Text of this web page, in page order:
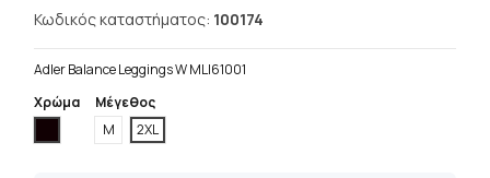
Κωδικός καταστήματος: 100174
Adler Balance Leggings W MLI61001
Χρώμα
Μέγεθος
M
2XL